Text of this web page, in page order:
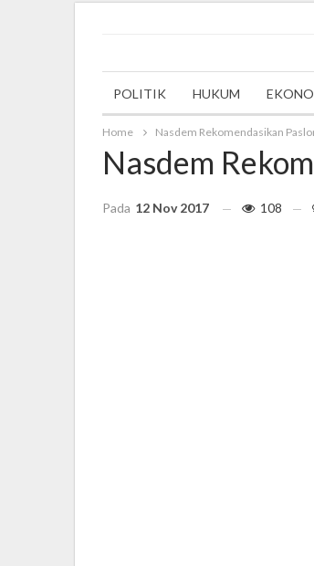
POLITIK HUKUM
Home Nasdem Rekomendasikan
Nasdem
Pada 12 Nov 2017 108